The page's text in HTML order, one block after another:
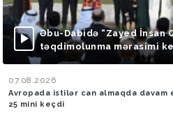
Əbu-Dabidə “Zayed İnsan
təqdimolunma mərasimi
07.08.2026
Avropada istilər can almaqda davam
25 mini keçdi